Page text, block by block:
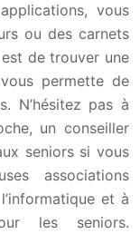
vous
ou des carnets
de trouver une
permette de
N’hésitez pas à
un conseiller
seniors si vous
associations
et à
les seniors.